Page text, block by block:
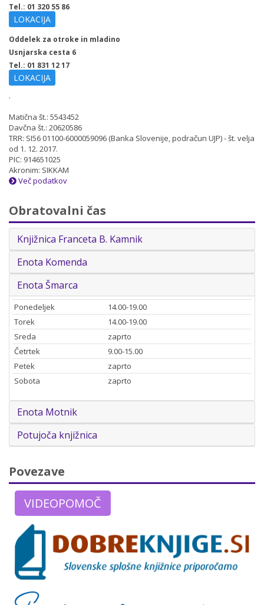
Tel.: 01 320 55 86
LOKACIJA
Oddelek za otroke in mladino
Usnjarska cesta 6
Tel.: 01 831 12 17
LOKACIJA
.
Matična št.: 5543452
Davčna št.: 20620586
TRR: SI56 01100-6000059096 (Banka Slovenije, podračun UJP) - št. velja
od 1. 12. 2017.
PIC: 914651025
Akronim: SIKKAM
Več podatkov
Obratovalni čas
Knjižnica Franceta B. Kamnik
Enota Komenda
Enota Šmarca
Ponedeljek
14.00-19.00
Torek
14.00-19.00
Sreda
zaprto
Četrtek
9.00-15.00
Petek
zaprto
Sobota
zaprto
Enota Motnik
Potujoča knjižnica
Povezave
VIDEOPOMOČ